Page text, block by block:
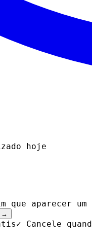
hoje
que aparecer um
→
✓ Cancele